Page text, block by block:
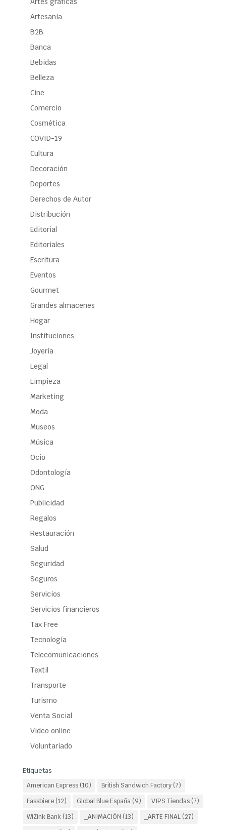
Artesanía
B2B
Banca
Bebidas
Belleza
Cine
Comercio
Cosmética
COVID-19
Cultura
Decoración
Deportes
Derechos de Autor
Distribución
Editorial
Editoriales
Escritura
Eventos
Gourmet
Grandes almacenes
Hogar
Instituciones
Joyería
Legal
Limpieza
Marketing
Moda
Museos
Música
Ocio
Odontología
ONG
Publicidad
Regalos
Restauración
Salud
Seguridad
Seguros
Servicios
Servicios financieros
Tax Free
Tecnología
Telecomunicaciones
Textil
Transporte
Turismo
Venta Social
Video online
Voluntariado
Etiquetas
American Express(10) British Sandwich Factory(7)
Fassbiere(12) Global Blue España(9) VIPS Tiendas(7)
WiZink Bank(13) _ANIMACIÓN (13) _ARTE FINAL(27)